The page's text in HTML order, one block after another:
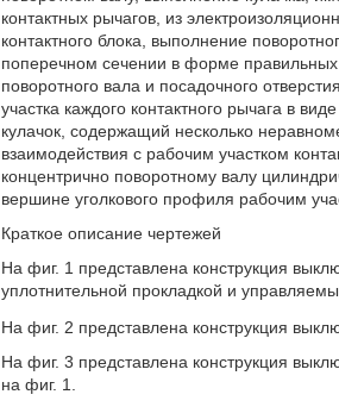
контактных рычагов, из
контактного блока, выполнение
поперечном сечении в форме
поворотного вала и посадочного
участка каждого контактного рычага в
кулачок, содержащий несколько
взаимодействия с рабочим участком
концентрично поворотному валу
вершине уголкового профиля рабочим
Краткое описание чертежей
На фиг. 1 представлена конструкция
уплотнительной прокладкой и
На фиг. 2 представлена конструкция
На фиг. 3 представлена конструкция
на фиг. 1.